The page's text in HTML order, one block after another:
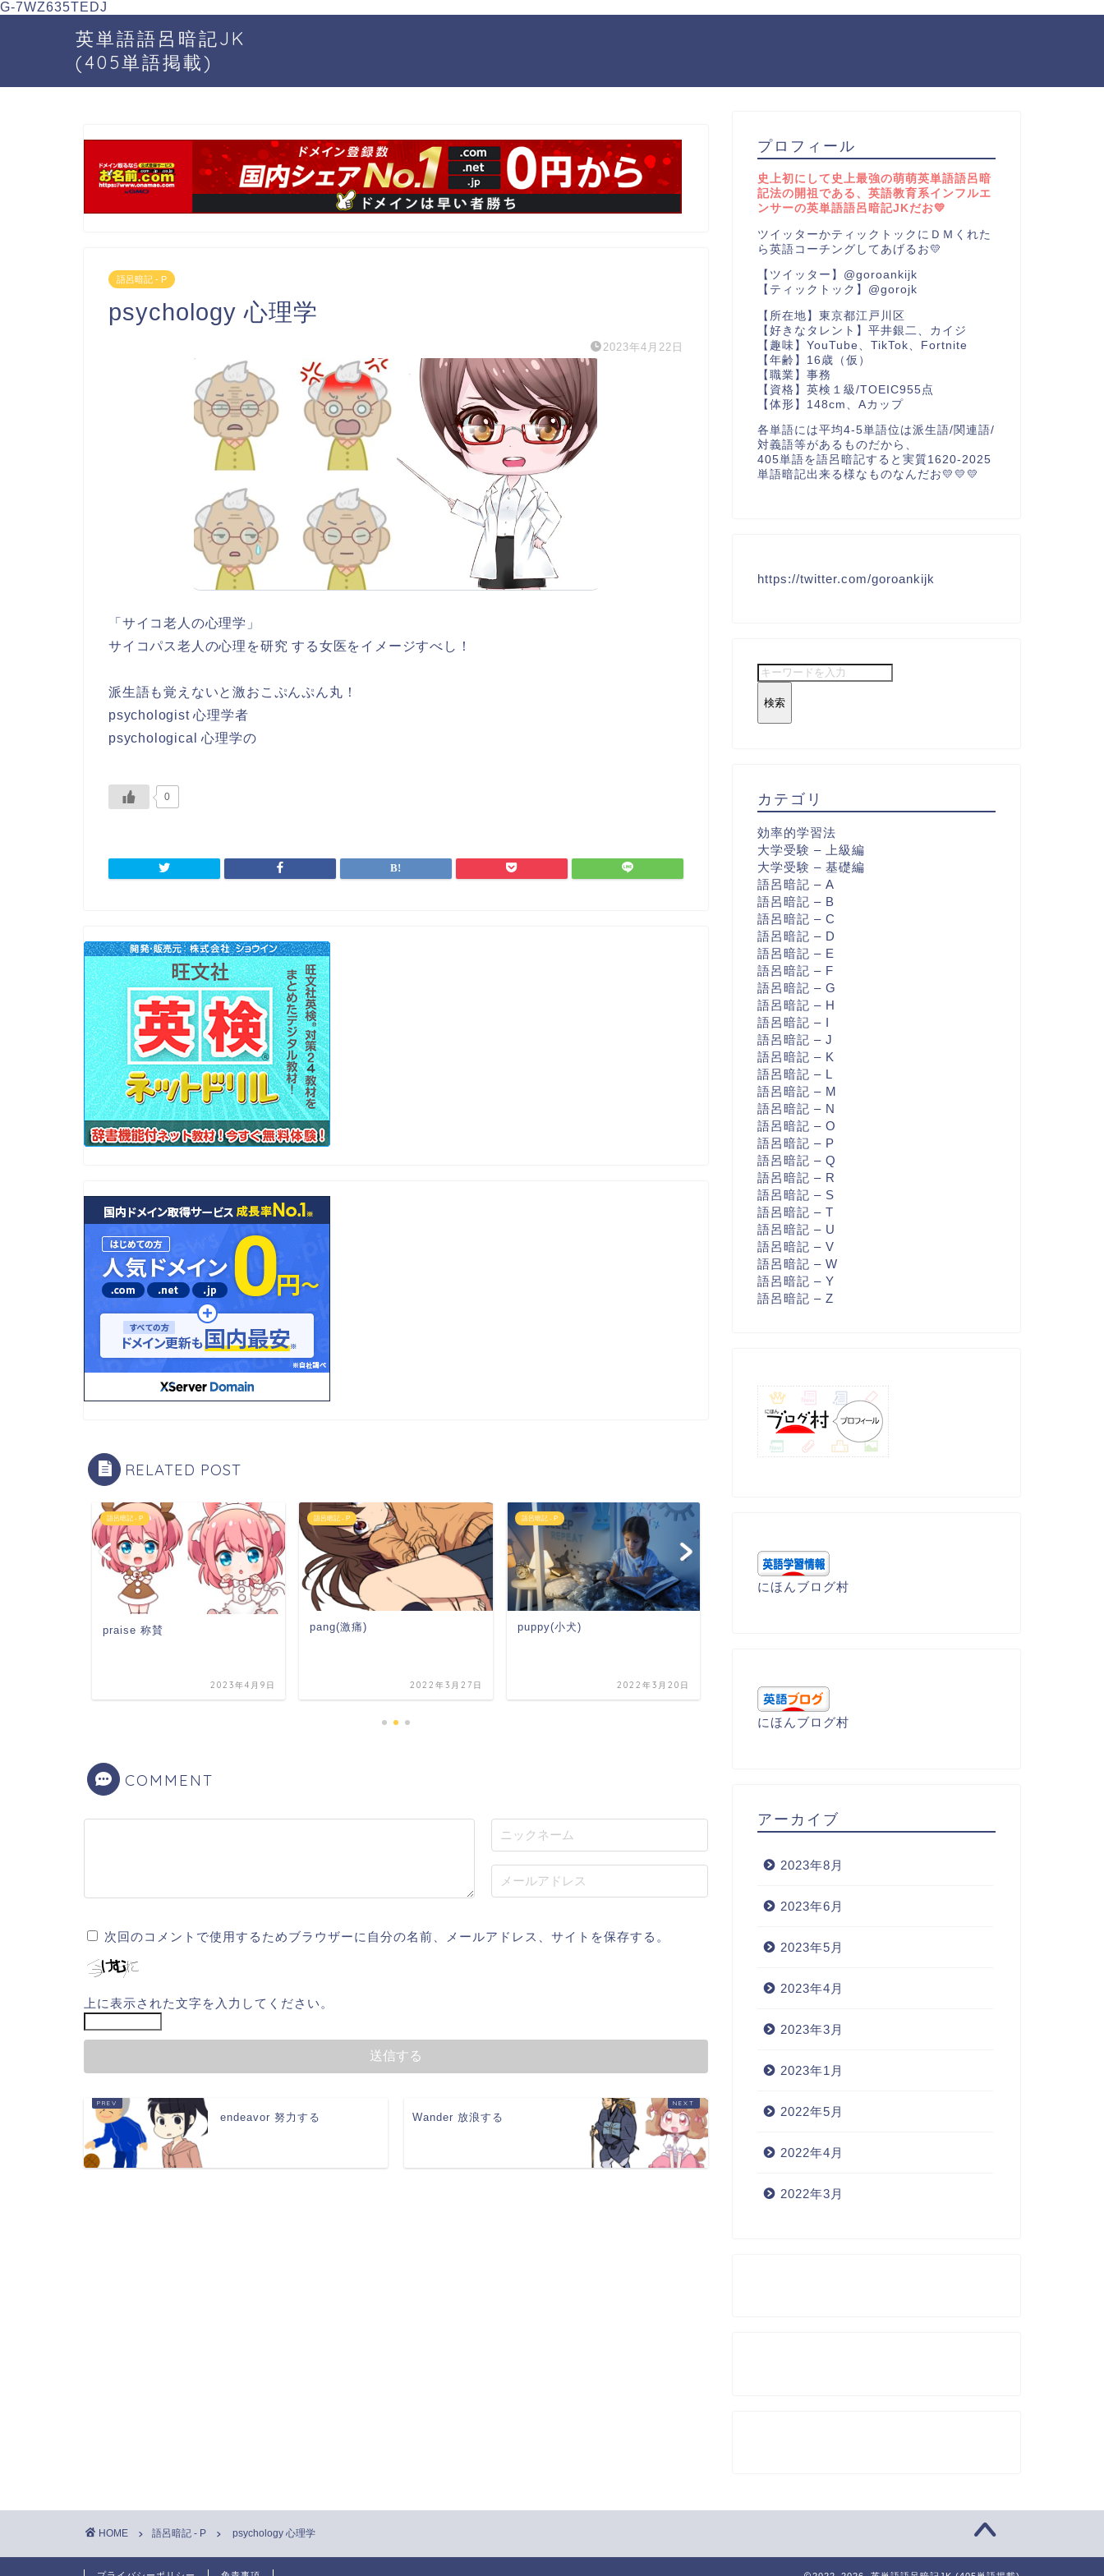
G-7WZ635TEDJ
英単語語呂暗記JK
(405単語掲載)
語呂暗記 - P
psychology 心理学
2023年4月22日
「サイコ老人の心理学」
サイコパス老人の心理を研究 する女医をイメージすべし！
派生語も覚えないと激おこぷんぷん丸！
psychologist 心理学者
psychological 心理学の
0
RELATED POST
語呂暗記 - P
praise 称賛
2023年4月9日
語呂暗記 - P
pang(激痛)
2022年3月27日
語呂暗記 - P
puppy(小犬)
2022年3月20日
COMMENT
次回のコメントで使用するためブラウザーに自分の名前、メールアドレス、サイトを保存する。
上に表示された文字を入力してください。
endeavor 努力する Wander 放浪する
プロフィール
史上初にして史上最強の萌萌英単語語呂暗
記法の開祖である、英語教育系インフルエ
ンサーの英単語語呂暗記JKだお💛
ツイッターかティックトックにＤＭくれた
ら英語コーチングしてあげるお💛
【ツイッター】@goroankijk
【ティックトック】@gorojk
【所在地】東京都江戸川区
【好きなタレント】平井銀二、カイジ
【趣味】YouTube、TikTok、Fortnite
【年齢】16歳（仮）
【職業】事務
【資格】英検１級/TOEIC955点
【体形】148cm、Aカップ
各単語には平均4-5単語位は派生語/関連語/
対義語等があるものだから、
405単語を語呂暗記すると実質1620-2025
単語暗記出来る様なものなんだお💛💛💛
https://twitter.com/goroankijk
検索
カテゴリ
効率的学習法
大学受験 – 上級編
大学受験 – 基礎編
語呂暗記 – A
語呂暗記 – B
語呂暗記 – C
語呂暗記 – D
語呂暗記 – E
語呂暗記 – F
語呂暗記 – G
語呂暗記 – H
語呂暗記 – I
語呂暗記 – J
語呂暗記 – K
語呂暗記 – L
語呂暗記 – M
語呂暗記 – N
語呂暗記 – O
語呂暗記 – P
語呂暗記 – Q
語呂暗記 – R
語呂暗記 – S
語呂暗記 – T
語呂暗記 – U
語呂暗記 – V
語呂暗記 – W
語呂暗記 – Y
語呂暗記 – Z
にほんブログ村
にほんブログ村
アーカイブ
2023年8月
2023年6月
2023年5月
2023年4月
2023年3月
2023年1月
2022年5月
2022年4月
2022年3月
HOME 語呂暗記 - P psychology 心理学